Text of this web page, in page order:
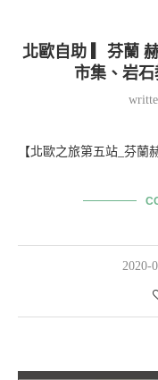
北歐自助 ▎芬蘭
市集、岩
【北歐之旅第五站_芬蘭
2020-